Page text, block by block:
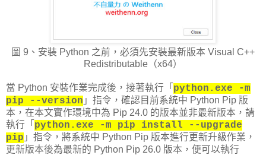
圖 9、安裝 Python 之前，必須先安裝最新版本 Visual C++
Redistributable（x64）
當 Python 安裝作業完成後，接著執行「 python.exe -m
pip --version 」指令，確認目前系統中 Python Pip 版
本，在本文實作環境中為 Pip 24.0 的版本並非最新版本，請
執行「 python.exe -m pip install --upgrade
pip 」指令，將系統中 Python Pip 版本進行更新升級作業，
更新版本後為最新的 Python Pip 26.0 版本，便可以執行